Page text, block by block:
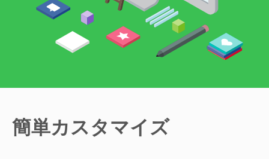
簡単カスタマイズ